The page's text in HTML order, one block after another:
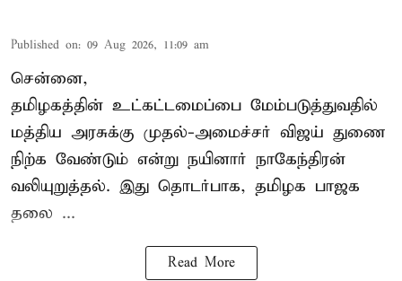
Published on: 09 Aug 2026, 11:09 am
சென்னை,
தமிழகத்தின் உட்கட்டமைப்பை மேம்படுத்துவதில்
மத்திய அரசுக்கு முதல்-அமைச்சர் விஜய் துணை
நிற்க வேண்டும் என்று நயினார் நாகேந்திரன்
வலியுறுத்தல். இது தொடர்பாக, தமிழக பாஜக
தலை ...
Read More